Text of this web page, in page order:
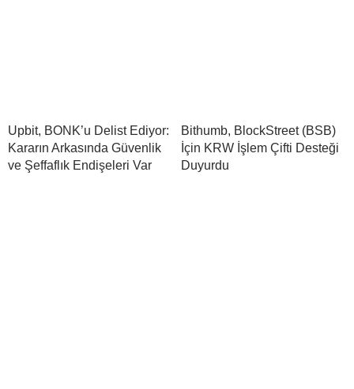
Upbit, BONK’u Delist Ediyor:
Kararın Arkasında Güvenlik
ve Şeffaflık Endişeleri Var
Bithumb, BlockStreet (BSB)
İçin KRW İşlem Çifti Desteği
Duyurdu